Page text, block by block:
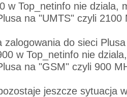
w Top_netinfo nie dziala,
na "UMTS" czyli 2100
zalogowania do sieci
w Top_netinfo nie
na "GSM" czyli 900
jeszcze sytuacja